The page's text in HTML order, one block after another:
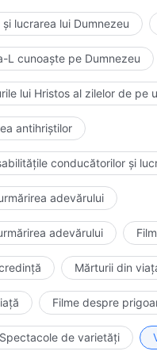
lui Dumnezeu.
nu ar putea
lui Hristos al zilelor de pe
lucrarea lui Dumnezeu
L cunoaște pe Dumnezeu
lui Hristos al zilelor de pe
antihriștilor
conducătorilor și
adevărului
adevărului
Mărturii din
Filme despre
de varietăți